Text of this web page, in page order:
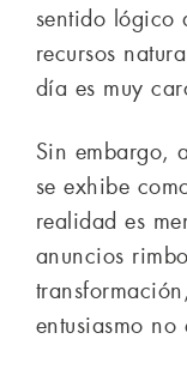
sentido lógico
recursos
día es muy
Sin embargo,
se exhibe
realidad es
anuncios
entusiasmo no